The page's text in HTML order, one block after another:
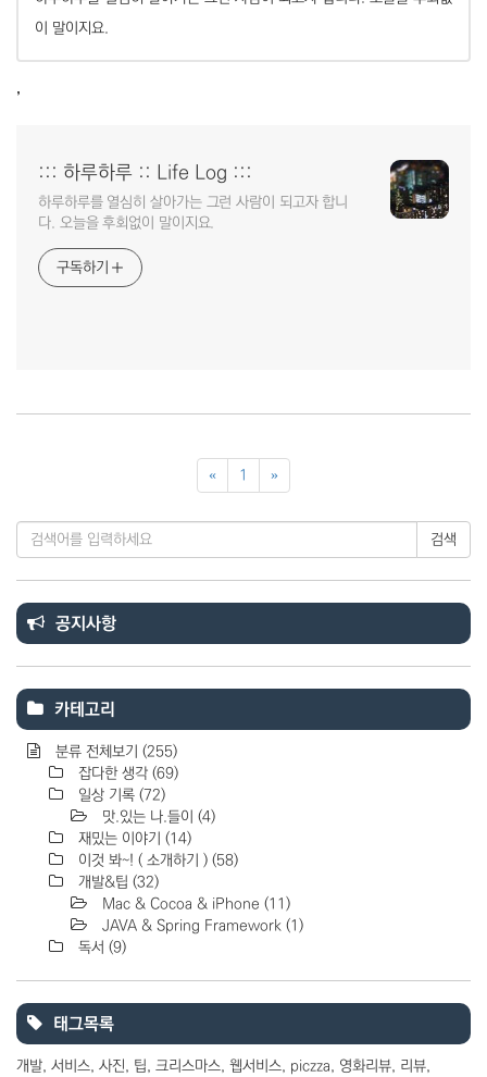
이 말이지요.
,
::: 하루하루 :: Life Log :::
하루하루를 열심히 살아가는 그런 사람이 되고자 합니
다. 오늘을 후회없이 말이지요.
구독하기
« 1 »
검색
공지사항
카테고리
분류 전체보기 (255)
잡다한 생각 (69)
일상 기록 (72)
맛.있는 나.들이 (4)
재밌는 이야기 (14)
이것 봐~! ( 소개하기 ) (58)
개발&팁 (32)
Mac & Cocoa & iPhone (11)
JAVA & Spring Framework (1)
독서 (9)
태그목록
개발 서비스 사진 팁 크리스마스 웹서비스 piczza 영화리뷰 리뷰